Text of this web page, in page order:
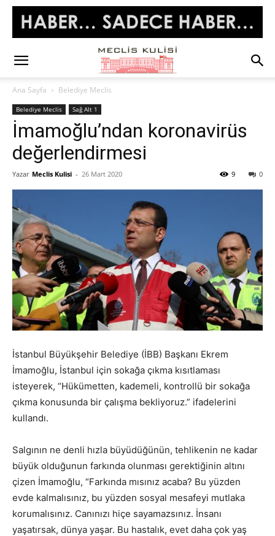
Ana Sayfa Belediye Meclis
Belediye Meclis Sağ Alt 1
İmamoğlu’ndan koronavirüs
değerlendirmesi
Yazar Meclis Kulisi - 26 Mart 2020 0
9
İstanbul Büyükşehir Belediye (İBB) Başkanı Ekrem
İmamoğlu, İstanbul için sokağa çıkma kısıtlaması
isteyerek, “Hükümetten, kademeli, kontrollü bir sokağa
çıkma konusunda bir çalışma bekliyoruz.” ifadelerini
kullandı.
Salgının ne denli hızla büyüdüğünün, tehlikenin ne kadar
büyük olduğunun farkında olunması gerektiğinin altını
çizen İmamoğlu, “Farkında mısınız acaba? Bu yüzden
evde kalmalısınız, bu yüzden sosyal mesafeyi mutlaka
korumalısınız. Canınızı hiçe sayamazsınız. İnsanı
yaşatırsak, dünya yaşar. Bu hastalık, evet daha çok yaş